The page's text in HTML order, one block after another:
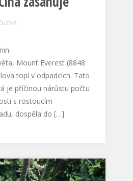
Mount Everest (8848
topí v odpadcích. Tato
je příčinou nárůstu počtu
s rostoucím
dospěla do […]